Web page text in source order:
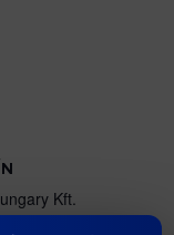
Kft.